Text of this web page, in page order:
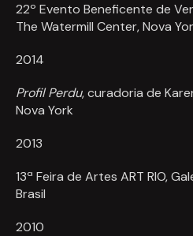
22º Evento Beneficente de
The Watermill Center, Nova
2014
Profil Perdu, curadoria de
Nova York
2013
13ª Feira de Artes ART RIO,
Brasil
2010